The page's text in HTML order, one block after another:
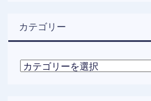
カテゴリー
カ